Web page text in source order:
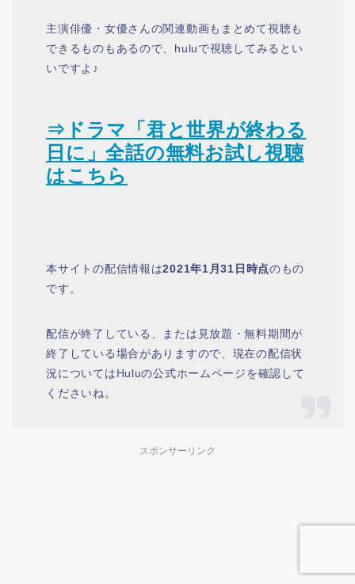
主演俳優・女優さんの関連動画もまとめて視聴も
できるものもあるので、huluで視聴してみるとい
いですよ♪
⇒ドラマ「君と世界が終わる
日に」全話の無料お試し視聴
はこちら
本サイトの配信情報は2021年1月31日時点のもの
です。
配信が終了している、または見放題・無料期間が
終了している場合がありますので、現在の配信状
況についてはHuluの公式ホームページを確認して
くださいね。
スポンサーリンク